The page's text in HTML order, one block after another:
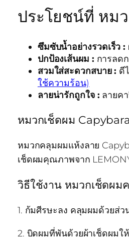
ประโยชน์ที่ หม
ซึมซับน้ำอย่างรวดเร็ว :
ปกป้องเส้นผม : การลด
สวมใส่สะดวกสบาย : ดี
ใช้ความร้อน)
ลายน่ารักถูกใจ : ลายค
หมวกเช็ดผม
หมวกคลุมผมแห้งลาย
เช็ดผมคุณภาพจาก
วิธีใช้งาน หมวกเช็ดผม
1. ก้มศีรษะลง คลุมผมด้วยส่ว
2. บิดผมที่พันด้วยผ้าเช็ดผมให้